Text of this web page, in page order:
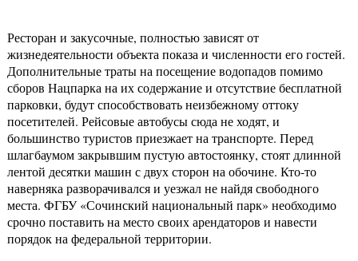
Ресторан и закусочные, полностью зависят от
жизнедеятельности объекта показа и численности его гостей.
Дополнительные траты на посещение водопадов помимо
сборов Нацпарка на их содержание и отсутствие бесплатной
парковки, будут способствовать неизбежному оттоку
посетителей. Рейсовые автобусы сюда не ходят, и
большинство туристов приезжает на транспорте. Перед
шлагбаумом закрывшим пустую автостоянку, стоят длинной
лентой десятки машин с двух сторон на обочине. Кто-то
наверняка разворачивался и уезжал не найдя свободного
места. ФГБУ «Сочинский национальный парк» необходимо
срочно поставить на место своих арендаторов и навести
порядок на федеральной территории.